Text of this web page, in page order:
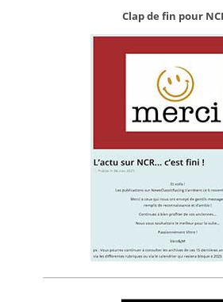
Clap de fin pour